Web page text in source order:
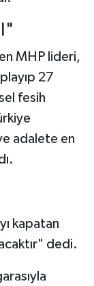
MHP lideri,
27
fesih
adalete en
kapatan
dedi.